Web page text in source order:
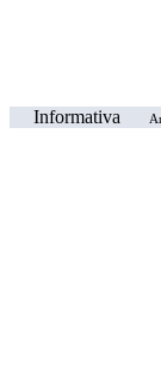
Informativa